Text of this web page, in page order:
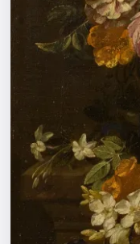
Города
Артисты
Рейтинги